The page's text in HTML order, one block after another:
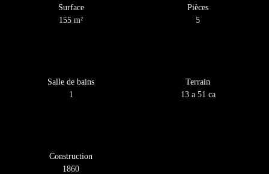
Surface
155m²
Pièces
5
Salle de bains
1
Terrain
13 a 51 ca
Construction
1860